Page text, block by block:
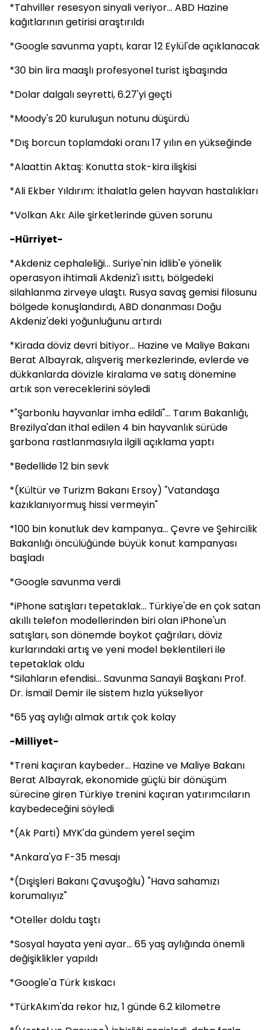
*Tahviller resesyon sinyali veriyor... ABD Hazine
kağıtlarının getirisi araştırıldı
*Google savunma yaptı, karar 12 Eylül'de açıklanacak
*30 bin lira maaşlı profesyonel turist işbaşında
*Dolar dalgalı seyretti, 6.27'yi geçti
*Moody's 20 kuruluşun notunu düşürdü
*Dış borcun toplamdaki oranı 17 yılın en yükseğinde
*Alaattin Aktaş: Konutta stok-kira ilişkisi
*Ali Ekber Yıldırım: İthalatla gelen hayvan hastalıkları
*Volkan Akı: Aile şirketlerinde güven sorunu
-Hürriyet-
*Akdeniz cephaleliği... Suriye'nin İdlib'e yönelik
operasyon ihtimali Akdeniz'i ısıttı, bölgedeki
silahlanma zirveye ulaştı. Rusya savaş gemisi filosunu
bölgede konuşlandırdı, ABD donanması Doğu
Akdeniz'deki yoğunluğunu artırdı
*Kirada döviz devri bitiyor... Hazine ve Maliye Bakanı
Berat Albayrak, alışveriş merkezlerinde, evlerde ve
dükkanlarda dövizle kiralama ve satış dönemine
artık son vereceklerini söyledi
*"Şarbonlu hayvanlar imha edildi"... Tarım Bakanlığı,
Brezilya'dan ithal edilen 4 bin hayvanlık sürüde
şarbona rastlanmasıyla ilgili açıklama yaptı
*Bedellide 12 bin sevk
*(Kültür ve Turizm Bakanı Ersoy) "Vatandaşa
kazıklanıyormuş hissi vermeyin"
*100 bin konutluk dev kampanya... Çevre ve Şehircilik
Bakanlığı öncülüğünde büyük konut kampanyası
başladı
*Google savunma verdi
*iPhone satışları tepetaklak... Türkiye'de en çok satan
akıllı telefon modellerinden biri olan iPhone'un
satışları, son dönemde boykot çağrıları, döviz
kurlarındaki artış ve yeni model beklentileri ile
tepetaklak oldu
*Silahların efendisi... Savunma Sanayii Başkanı Prof.
Dr. İsmail Demir ile sistem hızla yükseliyor
*65 yaş aylığı almak artık çok kolay
-Milliyet-
*Treni kaçıran kaybeder... Hazine ve Maliye Bakanı
Berat Albayrak, ekonomide güçlü bir dönüşüm
sürecine giren Türkiye trenini kaçıran yatırımcıların
kaybedeceğini söyledi
*(Ak Parti) MYK'da gündem yerel seçim
*Ankara'ya F-35 mesajı
*(Dışişleri Bakanı Çavuşoğlu) "Hava sahamızı
korumalıyız"
*Oteller doldu taştı
*Sosyal hayata yeni ayar... 65 yaş aylığında önemli
değişiklikler yapıldı
*Google'a Türk kıskacı
*TürkAkım'da rekor hız, 1 günde 6.2 kilometre